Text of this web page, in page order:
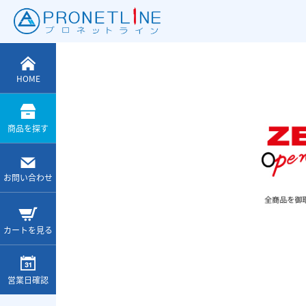
HOME
商品を探す
お問い合わせ
カートを見る
営業日確認
予算別